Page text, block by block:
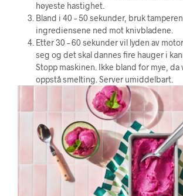
høyeste hastighet.
Bland i 40 – 50 sekunder, bruk
ingrediensene ned mot knivbladene.
Etter 30 – 60 sekunder vil lyden av
seg og det skal dannes fire hauger i
Stopp maskinen. Ikke bland for mye,
oppstå smelting. Server umiddelbart.